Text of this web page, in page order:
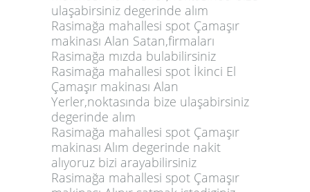
ulaşabirsiniz degerinde alım
Rasimağa mahallesi spot Çamaşır
makinası Alan Satan,firmaları
Rasimağa mızda bulabilirsiniz
Rasimağa mahallesi spot İkinci El
Çamaşır makinası Alan
Yerler,noktasında bize ulaşabirsiniz
degerinde alım
Rasimağa mahallesi spot Çamaşır
makinası Alım degerinde nakit
alıyoruz bizi arayabilirsiniz
Rasimağa mahallesi spot Çamaşır